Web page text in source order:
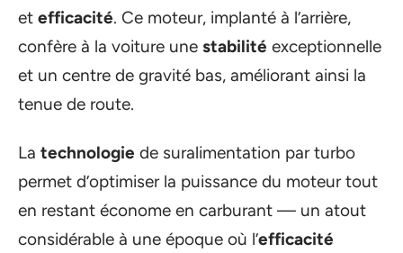
et efficacité. Ce moteur, implanté à l’arrière,
confère à la voiture une stabilité exceptionnelle
et un centre de gravité bas, améliorant ainsi la
tenue de route.
La technologie de suralimentation par turbo
permet d’optimiser la puissance du moteur tout
en restant économe en carburant — un atout
considérable à une époque où l’efficacité